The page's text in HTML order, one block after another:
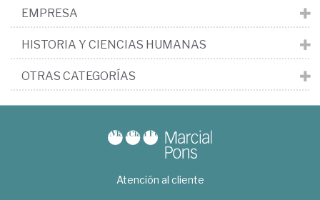
EMPRESA
HISTORIA Y CIENCIAS HUMANAS
OTRAS CATEGORÍAS
Atención al cliente